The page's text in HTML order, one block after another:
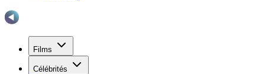
Films
Célébrités